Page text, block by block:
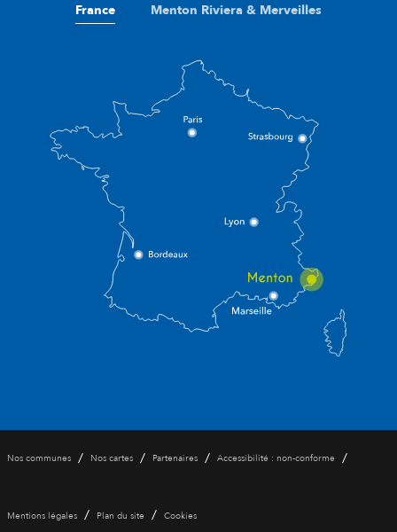
France Menton Riviera & Merveilles
Nos communes / Nos cartes / Partenaires / Accessibilité : non-conforme /
Mentions légales / Plan du site / Cookies